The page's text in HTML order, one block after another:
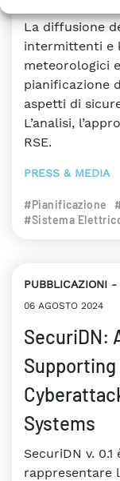
La diffusione
intermittenti e
meteorologici
pianificazione
aspetti di
L’analisi,
RSE.
PRESS & MEDIA
#Pianificazione
#Sistema
PUBBLICAZIONI
06 AGOSTO 2024
SecuriDN:
Systems
SecuriDN v.
rappresentare